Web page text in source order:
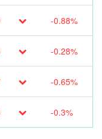
-0.88%
-0.28%
-0.65%
-0.3%